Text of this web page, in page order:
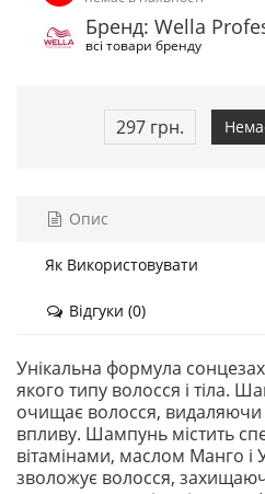
Бренд: Wella
всі товари бренду
297 грн.
Опис
Як Використовувати
Відгуки (0)
Унікальна формула
якого типу волосся і тіла.
очищає волосся,
впливу. Шампунь містить
вітамінами, маслом Манго і
зволожує волосся,